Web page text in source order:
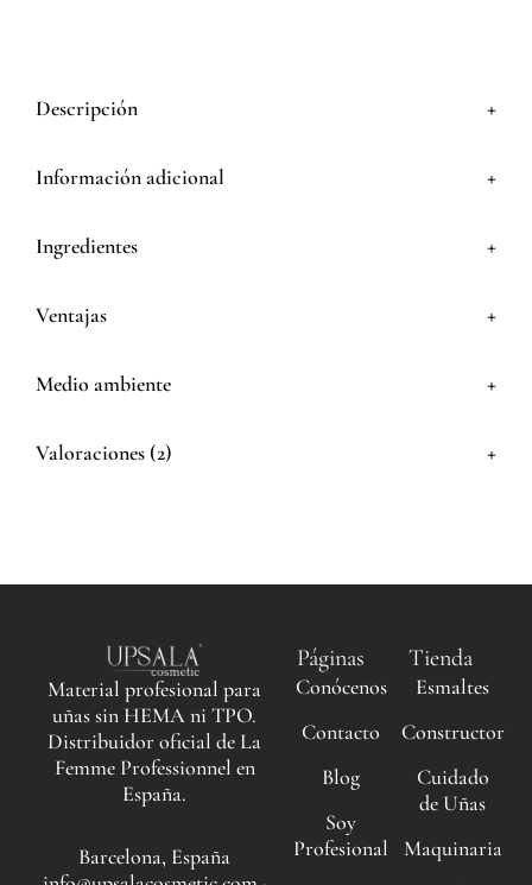
Descripción +
Información adicional +
Ingredientes +
Ventajas +
Medio ambiente +
Valoraciones (2) +
Material profesional para
uñas sin HEMA ni TPO.
Distribuidor oficial de La
Femme Professionnel en
España.
Barcelona, España
Páginas
Conócenos
Contacto
Blog
Soy
Profesional
Tienda
Esmaltes
Constructor
Cuidado
de Uñas
Maquinaria